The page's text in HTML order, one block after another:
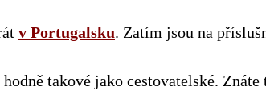
v Portugalsku. Zatím jsou na
takové jako cestovatelské. Znáte